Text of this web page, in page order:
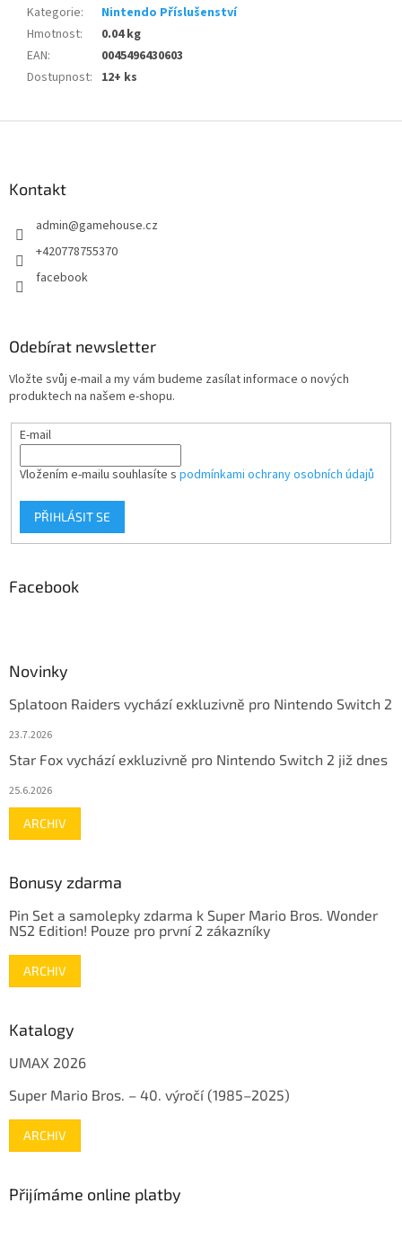
Kategorie:
Nintendo Příslušenství
Hmotnost:
0.04 kg
EAN:
0045496430603
Dostupnost: 12+ ks
Kontakt
admin@gamehouse.cz
+420778755370
facebook
Odebírat newsletter
Vložte svůj e-mail a my vám budeme zasílat informace o nových
produktech na našem e-shopu.
E-mail
Vložením e-mailu souhlasíte s podmínkami ochrany osobních údajů
PŘIHLÁSIT SE
Facebook
Novinky
Splatoon Raiders vychází exkluzivně pro Nintendo Switch 2
23.7.2026
Star Fox vychází exkluzivně pro Nintendo Switch 2 již dnes
25.6.2026
ARCHIV
Bonusy zdarma
Pin Set a samolepky zdarma k Super Mario Bros. Wonder
NS2 Edition! Pouze pro první 2 zákazníky
ARCHIV
Katalogy
UMAX 2026
Super Mario Bros. – 40. výročí (1985–2025)
ARCHIV
Přijímáme online platby